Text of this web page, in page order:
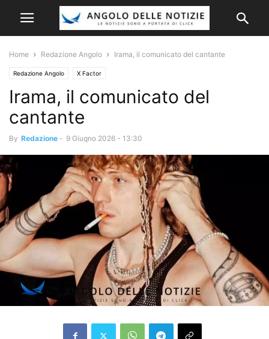
Home Redazione Angolo Irama, il comunicato del cantante
Redazione Angolo X Factor
Irama, il comunicato del
cantante
By Redazione - 9 Giugno 2026 - 13:30